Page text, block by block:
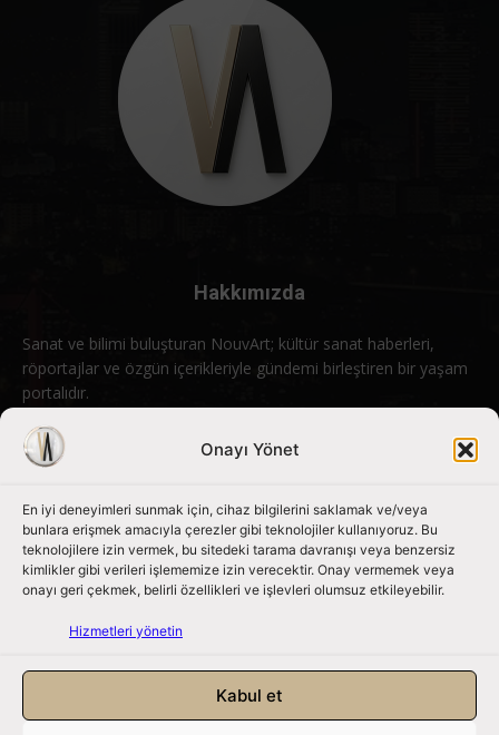
Onayı Yönet
En iyi deneyimleri sunmak için, cihaz bilgilerini saklamak ve/veya
bunlara erişmek amacıyla çerezler gibi teknolojiler kullanıyoruz. Bu
teknolojilere izin vermek, bu sitedeki tarama davranışı veya benzersiz
kimlikler gibi verileri işlememize izin verecektir. Onay vermemek veya
onayı geri çekmek, belirli özellikleri ve işlevleri olumsuz etkileyebilir.
Hizmetleri yönetin
Kabul et
Hakkımızda
Sanat ve bilimi buluşturan NouvArt; kültür sanat haberleri,
röportajlar ve özgün içerikleriyle gündemi birleştiren bir yaşam
portalıdır.
Bizimle iletişime geçin: info@nouvart.net
Bizi Takip Edin